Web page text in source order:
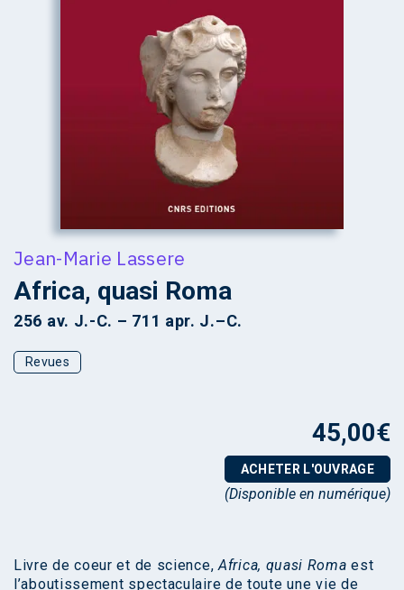
Jean-Marie Lassere
Africa, quasi Roma
256 av. J.-C. – 711 apr. J.–C.
Revues
45,00€
ACHETER L'OUVRAGE
(Disponible en numérique)
Livre de coeur et de science, Africa, quasi Roma est
l’aboutissement spectaculaire de toute une vie de